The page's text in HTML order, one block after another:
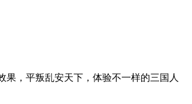
，平叛乱安天下，体验不一样的三国人